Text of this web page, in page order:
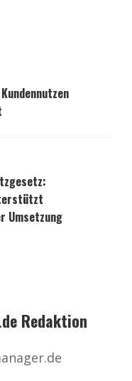
Umsetzung
Redaktion